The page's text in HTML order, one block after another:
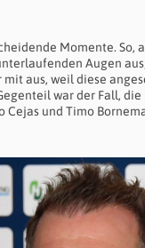
Momente.
Augen
aus, weil diese
war der Fall,
und Timo